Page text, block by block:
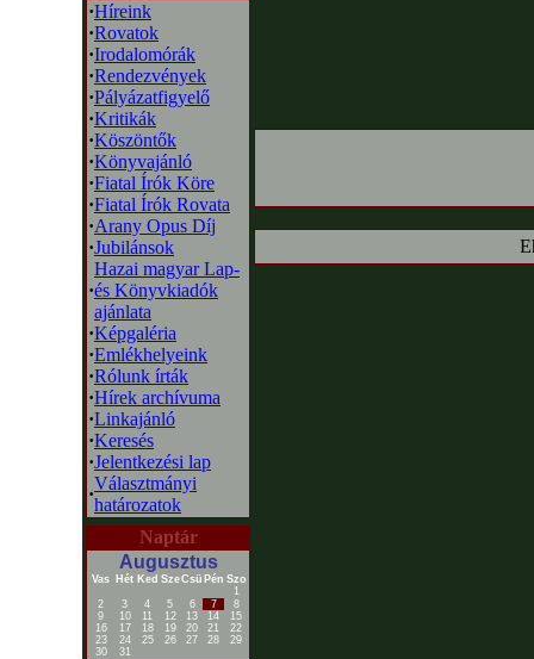
·Híreink
·Rovatok
·Irodalomórák
·Rendezvények
·Pályázatfigyelő
·Kritikák
·Köszöntők
·Könyvajánló
·Fiatal Írók Köre
·Fiatal Írók Rovata
·Arany Opus Díj
·Jubilánsok
·
Hazai magyar Lap-
és Könyvkiadók
ajánlata
·Képgaléria
·Emlékhelyeink
·Rólunk írták
·Hírek archívuma
·Linkajánló
·Keresés
·Jelentkezési lap
·
Választmányi
határozatok
Naptár
Augusztus
Vas Hét Ked SzeCsü Pén Szo
1
2
3 4 5 6 7
8
9
10 11 12 13 14
15
16
17 18 19 20 21
22
23
24 25 26 27 28
29
30
31